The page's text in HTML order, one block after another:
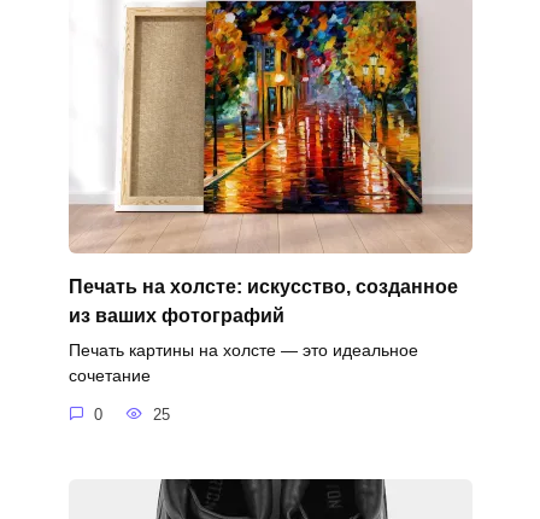
Печать на холсте: искусство, созданное
из ваших фотографий
Печать картины на холсте — это идеальное
сочетание
0 25